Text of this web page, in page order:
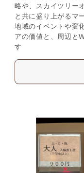
略や、スカイツリー
と共に盛り上がるマ
地域のイベントや変
アの価値と、周辺と
す